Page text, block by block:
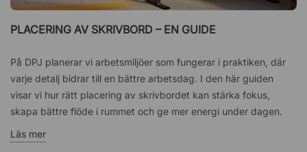
PLACERING AV SKRIVBORD – EN GUIDE
På DPJ planerar vi arbetsmiljöer som fungerar i praktiken, där
varje detalj bidrar till en bättre arbetsdag. I den här guiden
visar vi hur rätt placering av skrivbordet kan stärka fokus,
skapa bättre flöde i rummet och ge mer energi under dagen.
Läs mer